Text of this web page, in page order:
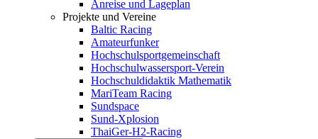
Anreise und Lageplan
Projekte und Vereine
Baltic Racing
Amateurfunker
Hochschulsportgemeinschaft
Hochschulwassersport-Verein
Hochschuldidaktik Mathematik
MariTeam Racing
Sundspace
Sund-Xplosion
ThaiGer-H2-Racing